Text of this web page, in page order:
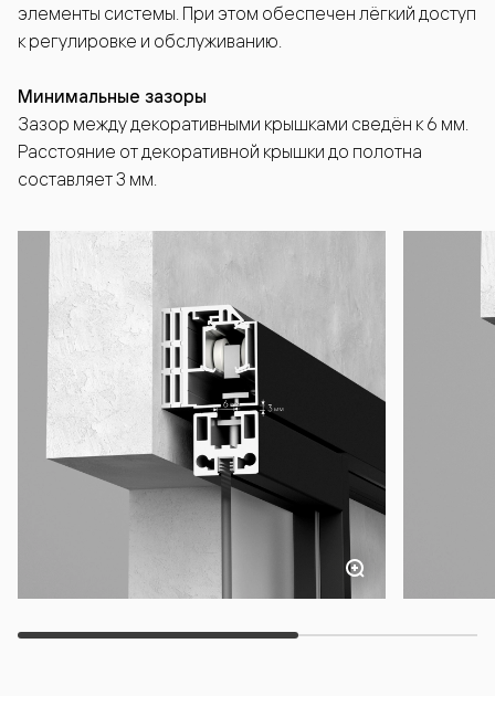
элементы системы. При этом обеспечен лёгкий доступ
к регулировке и обслуживанию.
Минимальные зазоры
Зазор между декоративными крышками сведён к 6 мм.
Расстояние от декоративной крышки до полотна
составляет 3 мм.